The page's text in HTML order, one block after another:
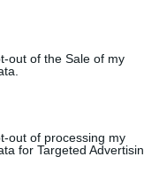
below specified
out of the Sale of my
out of processing my
for Targeted